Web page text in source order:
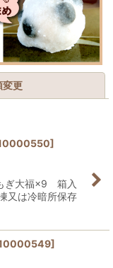
変更
]
ぎ大福×9 箱入
又は冷暗所保存
]